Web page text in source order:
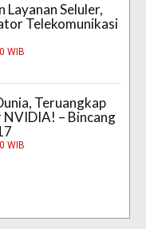
Layanan Seluler,
Telekomunikasi
WIB
Teruangkap
NVIDIA! – Bincang
WIB